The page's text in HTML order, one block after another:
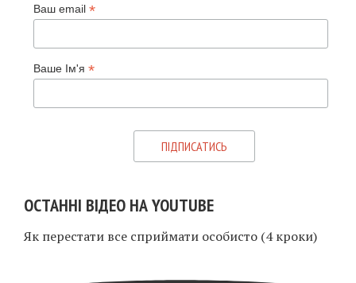
Ваш email *
Ваше Ім'я *
ОСТАННІ ВІДЕО НА YOUTUBE
Як перестати все сприймати особисто (4 кроки)